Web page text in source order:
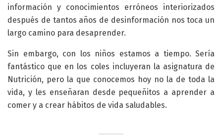
información y conocimientos erróneos interiorizados
después de tantos años de desinformación nos toca un
largo camino para desaprender.
Sin embargo, con los niños estamos a tiempo. Sería
fantástico que en los coles incluyeran la asignatura de
Nutrición, pero la que conocemos hoy no la de toda la
vida, y les enseñaran desde pequeñitos a aprender a
comer y a crear hábitos de vida saludables.